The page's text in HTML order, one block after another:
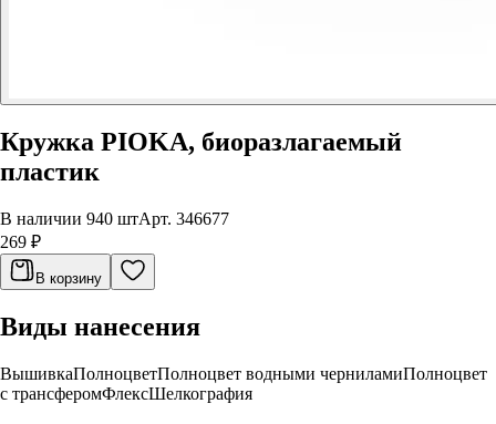
Кружка PIOKA, биоразлагаемый
пластик
В наличии 940 штАрт. 346677
269 ₽
В корзину
Виды нанесения
ВышивкаПолноцветПолноцвет водными черниламиПолноцвет
с трансферомФлексШелкография